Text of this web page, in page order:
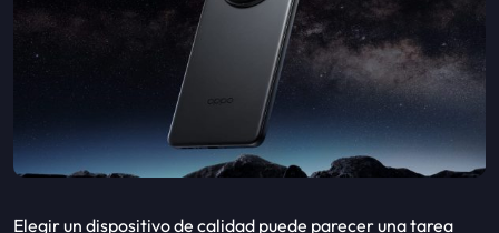
Elegir un dispositivo de calidad puede parecer una tarea